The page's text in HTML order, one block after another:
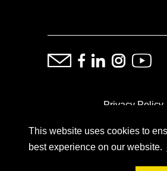
This website uses cookies to
best experience on our website.
Privacy Policy
ⓒ Copyright: Demand Fairs &